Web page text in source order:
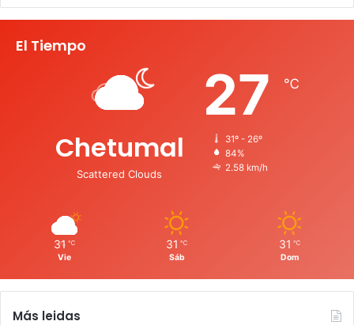
El Tiempo
Chetumal
Scattered Clouds
27 ℃
31º - 26º
84%
2.58 km/h
31 ℃
Vie
31 ℃
Sáb
31 ℃
Dom
Más leidas